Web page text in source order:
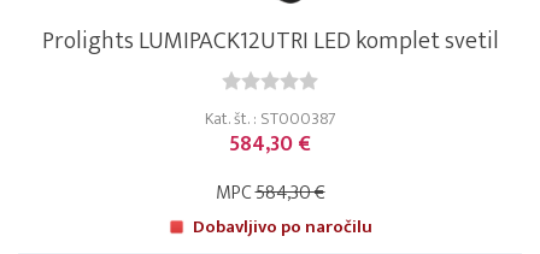
Prolights LUMIPACK12UTRI LED komplet svetil
Kat. št. : ST000387
584,30 €
MPC584,30 €
Dobavljivo po naročilu